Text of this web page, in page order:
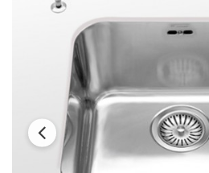
‹